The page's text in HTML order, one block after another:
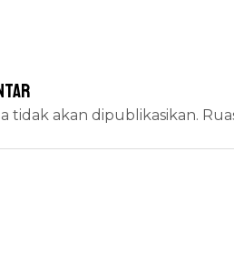
tidak akan dipublikasikan.